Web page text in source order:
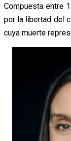
Compuesta entre
por la libertad del
cuya muerte